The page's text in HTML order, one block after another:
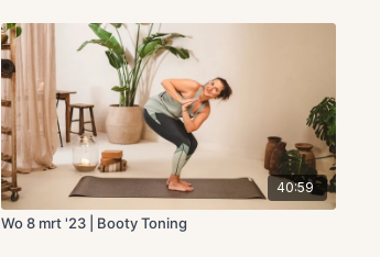
40:59
Wo 8 mrt '23 | Booty Toning